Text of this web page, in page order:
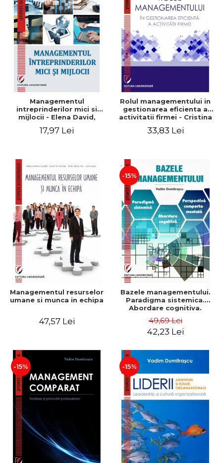
Managementul
intreprinderilor mici si
mijlocii - Elena David,
Roxana Carmen Ionescu,
17,97 Lei
Rolul managementului in
gestionarea eficienta a
activitatii firmei - Cristina
Gabriel Nastase, Mihaela-
33,83 Lei
Managementul resurselor
umane si munca in echipa
47,57 Lei
-15%
Bazele managementului.
Paradigma sistemica.
Abordare cognitiva.
comportamentala - Vadim
Dumitrascu
49,69 Lei
42,23 Lei
-15% -15%